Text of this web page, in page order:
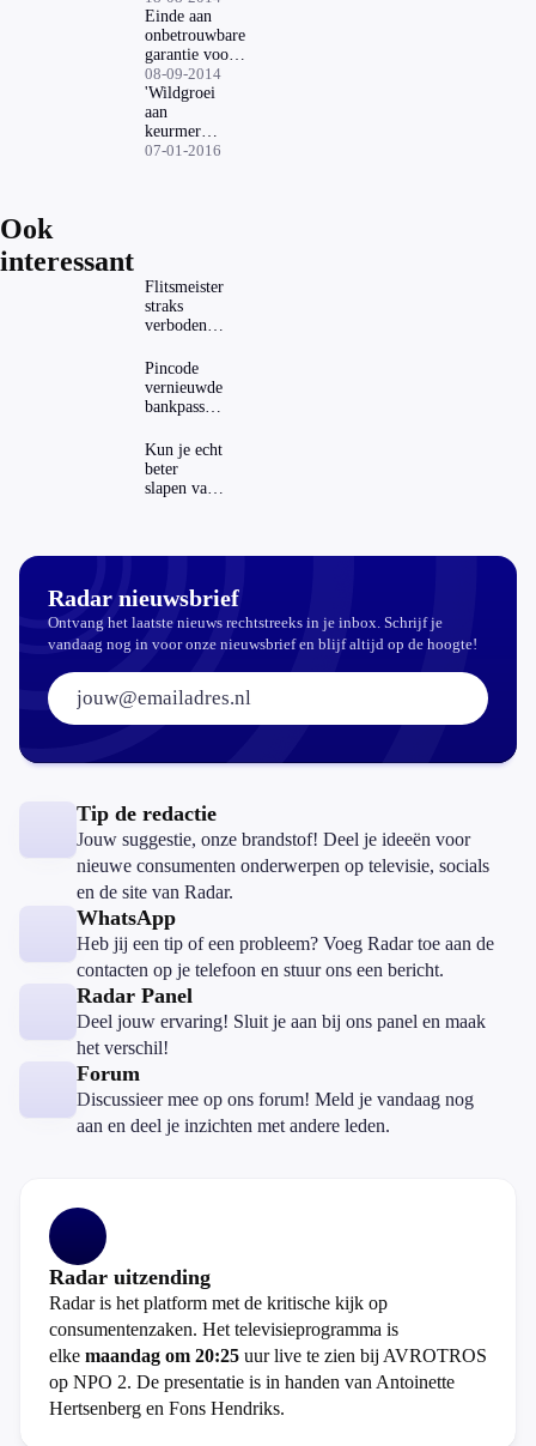
fraudeurs
Einde aan
onbetrouwbare
garantie voor
online
aankopen
08-09-2014
'Wildgroei
aan
keurmerken
schaadt
07-01-2016
Ook
interessant
Flitsmeister
straks
verboden?
regels in
Nederland
en het
buitenland
Pincode
vernieuwde
bankpassen
ING-app:
is dat wel
veilig?
Kun je echt
beter
slapen van
Radar nieuwsbrief
Ontvang het laatste nieuws rechtstreeks in je inbox. Schrijf je
vandaag nog in voor onze nieuwsbrief en blijf altijd op de hoogte!
E-mailadres:
Tip de redactie
Jouw suggestie, onze brandstof! Deel je ideeën voor
nieuwe consumenten onderwerpen op televisie, socials
en de site van Radar.
WhatsApp
Heb jij een tip of een probleem? Voeg Radar toe aan de
contacten op je telefoon en stuur ons een bericht.
Radar Panel
Deel jouw ervaring! Sluit je aan bij ons panel en maak
het verschil!
Forum
Discussieer mee op ons forum! Meld je vandaag nog
aan en deel je inzichten met andere leden.
Radar uitzending
Radar is het platform met de kritische kijk op
consumentenzaken. Het televisieprogramma is
elke maandag om 20:25 uur live te zien bij AVROTROS
op NPO 2. De presentatie is in handen van Antoinette
Hertsenberg en Fons Hendriks.